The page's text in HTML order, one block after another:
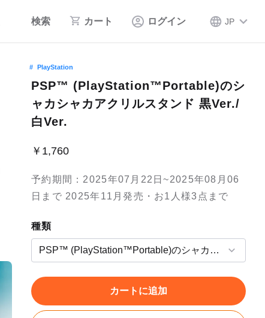
検索 カート ログイン JP
PlayStation
PSP™ (PlayStation™Portable)のシ
ャカシャカアクリルスタンド 黒Ver./
白Ver.
￥1,760
予約期間：2025年07月22日~2025年08月06
日まで 2025年11月発売・お1人様3点まで
種類
カートに追加